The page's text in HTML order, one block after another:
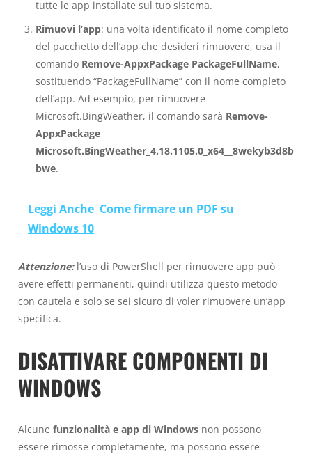
tutte le app installate sul tuo sistema.
Rimuovi l’app: una volta identificato il nome completo
del pacchetto dell’app che desideri rimuovere, usa il
comando Remove-AppxPackage PackageFullName,
sostituendo “PackageFullName” con il nome completo
dell’app. Ad esempio, per rimuovere
Microsoft.BingWeather, il comando sarà Remove-
AppxPackage
Microsoft.BingWeather_4.18.1105.0_x64__8wekyb3d8b
bwe.
Leggi Anche Come firmare un PDF su
Windows 10
Attenzione:l’uso di PowerShell per rimuovere app può
avere effetti permanenti, quindi utilizza questo metodo
con cautela e solo se sei sicuro di voler rimuovere un’app
specifica.
DISATTIVARE COMPONENTI DI
WINDOWS
Alcune funzionalità e app di Windows non possono
essere rimosse completamente, ma possono essere